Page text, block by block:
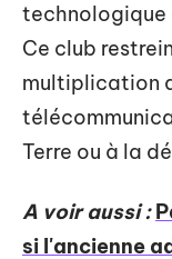
technologique
Ce club
multiplication
Terre ou à la
A voir aussi :
si l'ancienne